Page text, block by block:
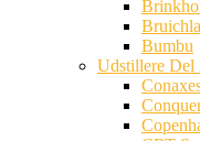
Bumbu
Udstillere Del